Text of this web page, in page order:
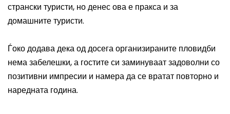
странски туристи, но денес ова е пракса и за
домашните туристи.
Ѓоко додава дека од досега организираните пловидби
нема забелешки, а гостите си заминуваат задоволни со
позитивни импресии и намера да се вратат повторно и
наредната година.